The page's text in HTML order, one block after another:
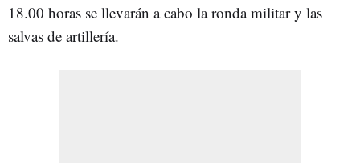
18.00 horas se llevarán a cabo la ronda militar y las
salvas de artillería.